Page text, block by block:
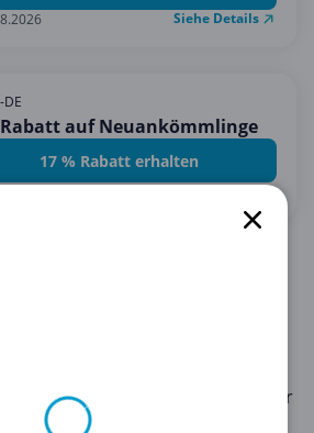
Siehe Details
DE
Rabatt auf Neuankömmlinge
17 % Rabatt erhalten
Siehe Details
& Freizeit-Bereich von
verlässlichen Begleiter auf der
Spaß zu Preisen, die Ihren